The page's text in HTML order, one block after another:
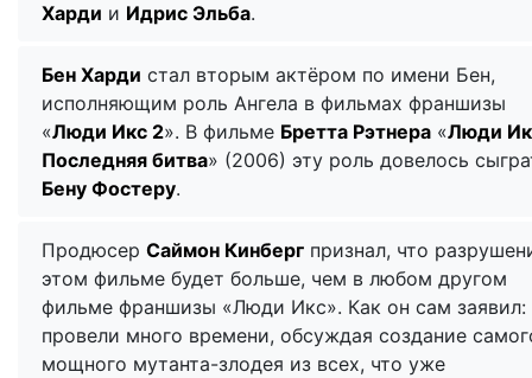
Харди и Идрис Эльба.
Бен Харди стал вторым актёром по имени Бен,
исполняющим роль Ангела в фильмах франшизы
«Люди Икс 2». В фильме Бретта Рэтнера «Люди
Последняя битва» (2006) эту роль довелось
Бену Фостеру.
Продюсер Саймон Кинберг признал, что
этом фильме будет больше, чем в любом другом
фильме франшизы «Люди Икс». Как он сам
провели много времени, обсуждая создание
мощного мутанта-злодея из всех, что уже